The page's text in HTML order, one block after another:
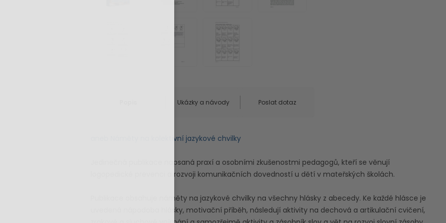
Ukázky a návody Poslat dotaz
aneb Náměty na kolektivní jazykové chvilky
Jedinečná publikace napsaná praxí a osobními zkušenostmi pedagogů, kteří se věnují
logopedické prevenci a rozvoji komunikačních dovedností u dětí v mateřských školách.
Publikace obsahuje náměty na jazykové chvilky na všechny hlásky z abecedy. Ke každé hlásce je
uvedená nápodoba hlásky, motivační příběh, následují aktivity na dechová a artikulační cvičení,